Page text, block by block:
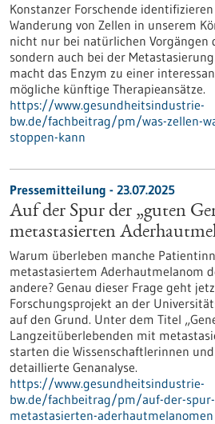
Konstanzer Forschende
Wanderung von Zellen in unserem
nicht nur bei natürlichen Vorgängen
sondern auch bei der
macht das Enzym zu einer
mögliche künftige Therapieansätze.
https://www.gesundheitsindustrie-
bw.de/fachbeitrag/pm/was-zellen-
stoppen-kann
Pressemitteilung - 23.07.2025
Auf der Spur der „guten
metastasierten
Warum überleben manche
metastasiertem Aderhautmelanom
andere? Genau dieser Frage geht
Forschungsprojekt an der
auf den Grund. Unter dem Titel
Langzeitüberlebenden mit
starten die Wissenschaftlerinnen
detaillierte Genanalyse.
https://www.gesundheitsindustrie-
bw.de/fachbeitrag/pm/auf-der-
metastasierten-aderhautmelanomen